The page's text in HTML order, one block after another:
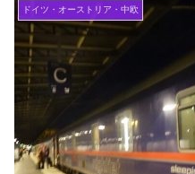
ドイツ・オーストリア・中欧